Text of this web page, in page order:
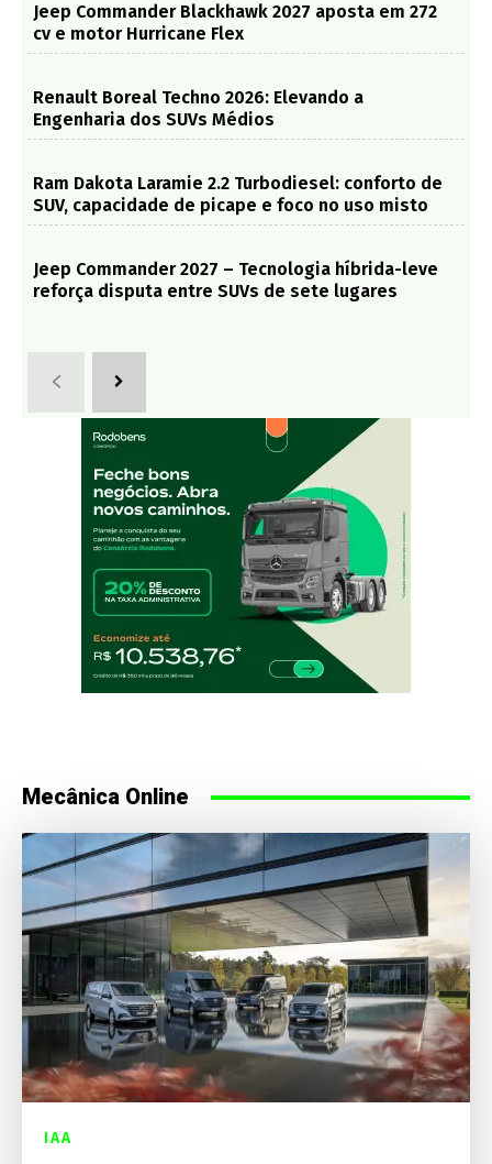
Jeep Commander Blackhawk 2027 aposta em 272
cv e motor Hurricane Flex
Renault Boreal Techno 2026: Elevando a
Engenharia dos SUVs Médios
Ram Dakota Laramie 2.2 Turbodiesel: conforto de
SUV, capacidade de picape e foco no uso misto
Jeep Commander 2027 – Tecnologia híbrida-leve
reforça disputa entre SUVs de sete lugares
Mecânica Online
IAA